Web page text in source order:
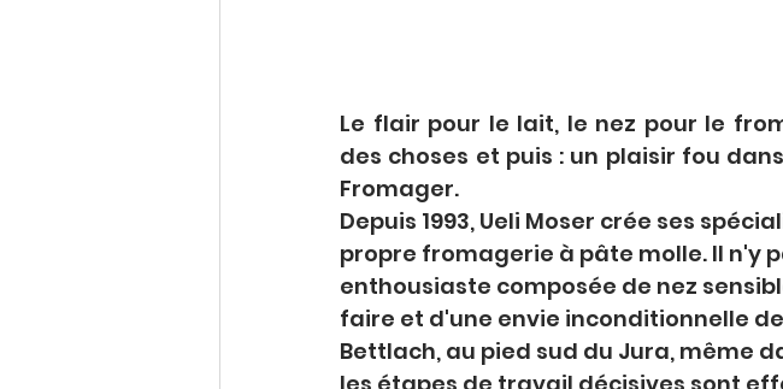
Le flair pour le lait, le nez pour le
des choses et puis : un plaisir fou
Fromager.
Depuis 1993, Ueli Moser crée ses
propre fromagerie à pâte molle. Il n'y
enthousiaste composée de nez
faire et d'une envie inconditionnelle
Bettlach, au pied sud du Jura, même